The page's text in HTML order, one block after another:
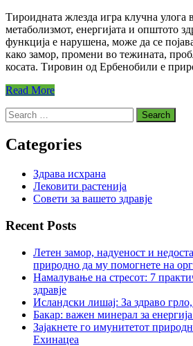
–
Природна
поддршка
за
тироидна
функсија)
Тироидната жлезда игра клучна улога
метаболизмот, енергијата и општото
функција е нарушена, може да се
како замор, промени во тежината,
косата. Тировин од Ербенобили е
Read More
Search
for:
Categories
Здрава исхрана
Лековити растенија
Совети за вашето здравје
Recent Posts
Летен замор, надуеност и
природно да му помогнете на
Намалување на стресот: 7
здравје
Исландски лишај: За здраво
Бакар: важен минерал за
Зајакнете го имунитетот
Ехинацеа